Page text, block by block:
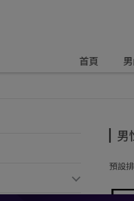
首頁
男
預設